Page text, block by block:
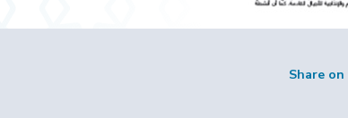
Share on